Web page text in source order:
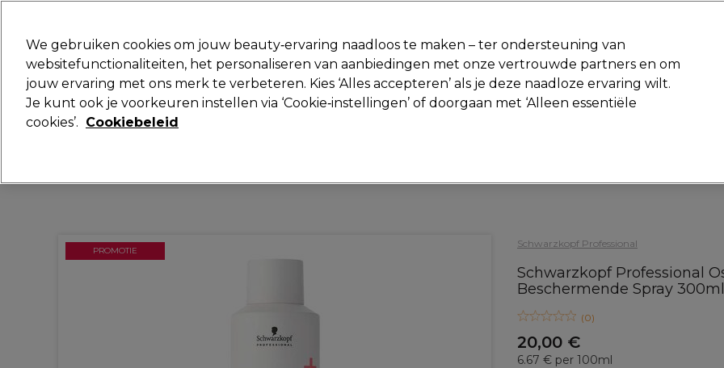
Merken
Deals Haar Elektra Beauty Salon interieur Mannen Vegan Nieuwe
Volgende dag geleverd*
Schwarzkopf Professional
Schwarzkopf Professional
Beschermende Spray 300ml
(0)
20,00 €
6.67 € per 100ml
PROMOTIE
We gebruiken cookies om jouw beauty‑ervaring naadloos te maken – ter ondersteuning van
websitefunctionaliteiten, het personaliseren van aanbiedingen met onze vertrouwde partners en om
jouw ervaring met ons merk te verbeteren. Kies ‘Alles accepteren’ als je deze naadloze ervaring wilt.
Je kunt ook je voorkeuren instellen via ‘Cookie‑instellingen’ of doorgaan met ‘Alleen essentiële
cookies’. Cookiebeleid